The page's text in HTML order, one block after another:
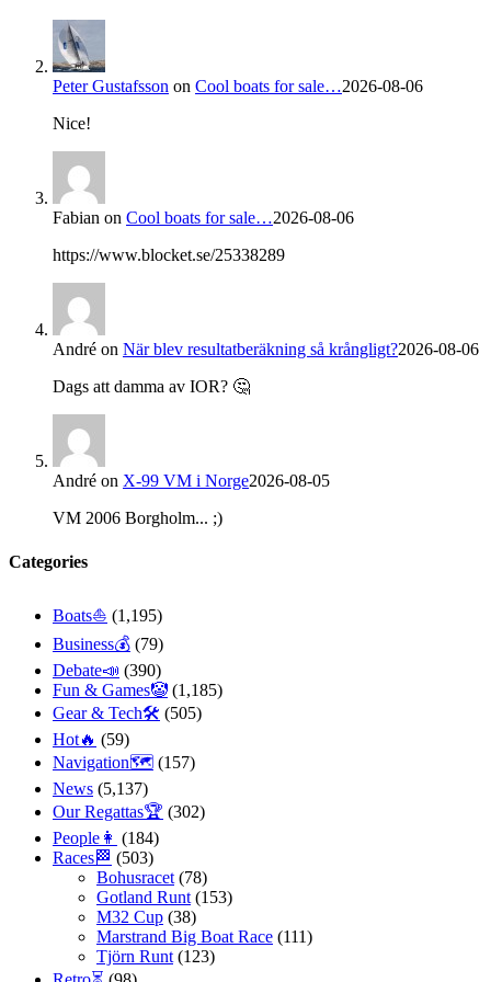
Peter Gustafsson on Cool boats for sale…2026-08-06
Nice!
Fabian on Cool boats for sale…2026-08-06
https://www.blocket.se/25338289
André on När blev resultatberäkning så krångligt?2026-08-06
Dags att damma av IOR? 🤔
André on X-99 VM i Norge2026-08-05
VM 2006 Borgholm... ;)
Categories
Boats⛵️ (1,195)
Business💰 (79)
Debate📣 (390)
Fun & Games🤡 (1,185)
Gear & Tech🛠 (505)
Hot🔥 (59)
Navigation🗺 (157)
News (5,137)
Our Regattas🏆 (302)
People👩 (184)
Races🏁 (503)
Bohusracet (78)
Gotland Runt (153)
M32 Cup (38)
Marstrand Big Boat Race (111)
Tjörn Runt (123)